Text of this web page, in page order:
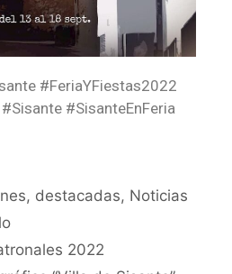
#FeriaYFiestas2022
#SisanteEnFeria
, destacadas, Noticias
2022